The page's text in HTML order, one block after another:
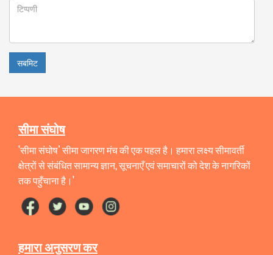
सबमिट
सीमा संघोष
'सीमा संघोष’ सीमा जागरण मंच की एक पहल है। हमारा लक्ष्य सीमावर्ती
क्षेत्रों से संबंधित सामान्य ज्ञान, सूचनाएँ एवं समाचारों को देश के नागरिकों
तक पहुँचाना है।'
हमारा अनुसरण कर